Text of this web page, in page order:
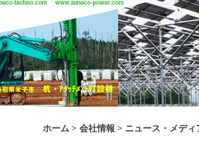
ホーム > 会社情報 > ニュース・メディ